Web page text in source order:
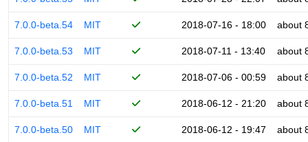
7.0.0-beta.54 MIT 2018-07-16 - 18:00 about
7.0.0-beta.53 MIT 2018-07-11 - 13:40 about
7.0.0-beta.52 MIT 2018-07-06 - 00:59 about
7.0.0-beta.51 MIT 2018-06-12 - 21:20 about
7.0.0-beta.50 MIT 2018-06-12 - 19:47 about